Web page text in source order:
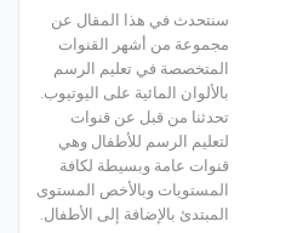
سنتحدث في هذا المقال عن
مجموعة من أشهر القنوات
المتخصصة في تعليم الرسم
بالألوان المائية على اليوتيوب.
تحدثنا من قبل عن قنوات
لتعليم الرسم للأطفال وهي
قنوات عامة وبسيطة لكافة
المستويات وبالأخص المستوى
المبتدئ بالإضافة إلى الأطفال.